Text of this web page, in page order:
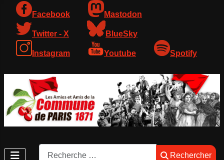
Facebook Mastodon
Twitter - X BlueSky
Instagram Youtube Spotify
Rechercher
Rechercher